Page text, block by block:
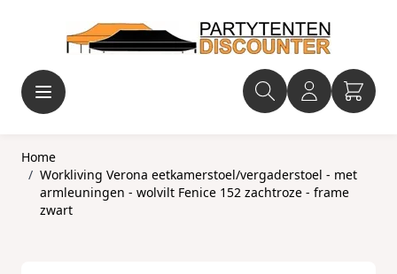
Home
/ Workliving Verona eetkamerstoel/vergaderstoel - met
armleuningen - wolvilt Fenice 152 zachtroze - frame
zwart